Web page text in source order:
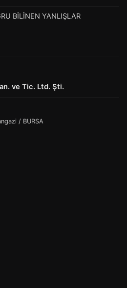
BİLİNEN YANLIŞLAR
ve Tic. Ltd. Şti.
/ BURSA